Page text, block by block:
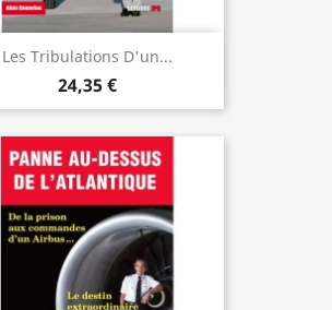
Les Tribulations D'un...
24,35 €